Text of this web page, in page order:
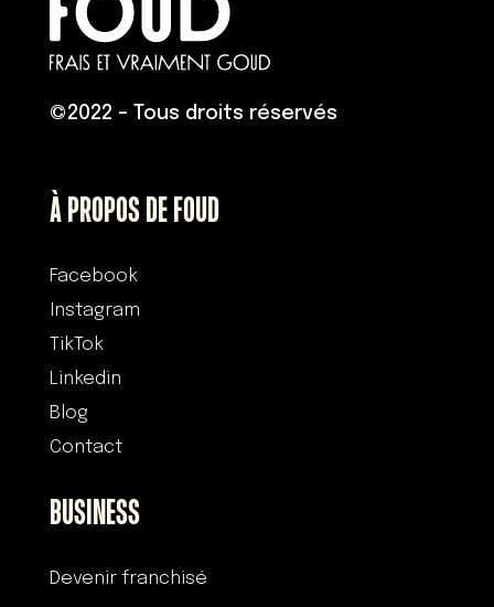
©2022 – Tous droits réservés
À PROPOS DE FOUD
Facebook
Instagram
TikTok
Linkedin
Blog
Contact
BUSINESS
Devenir franchisé